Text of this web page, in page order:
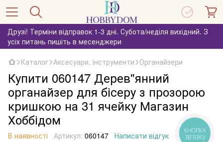
Друзі! Терміни відправок 1-3 дні. Субота/неділя вихідний. З
усіх питань пишіть в месенджери
Каталог Аксесуари, інструменти Органайзери
Купити 060147 Дерев"янний
органайзер для бісеру з прозорою
кришкою на 31 ячейку Магазин
Хоббідом
В наявності Артикул: 060147 Написати відгук
КНОПКА
ЗВ'ЯЗКУ